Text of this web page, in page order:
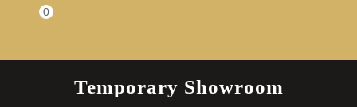
Einkaufswagen
0
Temporary Showroom